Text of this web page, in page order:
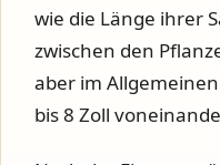
wie die Länge ihrer
zwischen den
aber im
bis 8 Zoll